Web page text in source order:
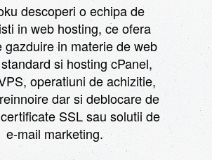
descoperi o echipa de
in web hosting, ce ofera
gazduire in materie de web
si hosting cPanel,
operatiuni de achizitie,
dar si deblocare de
SSL sau solutii de
e-mail marketing.